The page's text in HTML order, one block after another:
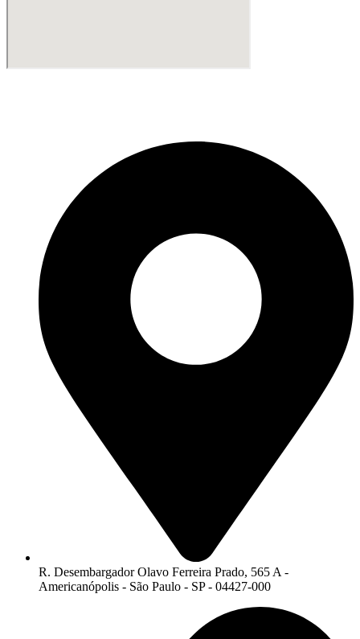
R. Desembargador Olavo Ferreira Prado, 565 A -
Americanópolis - São Paulo - SP - 04427-000